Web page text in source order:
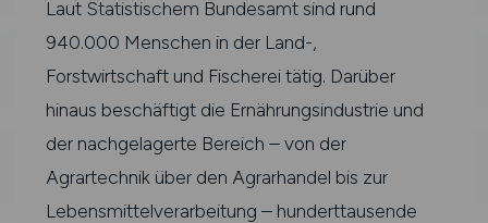
Laut Statistischem Bundesamt sind rund
940.000 Menschen in der Land-,
Forstwirtschaft und Fischerei tätig. Darüber
hinaus beschäftigt die Ernährungsindustrie und
der nachgelagerte Bereich – von der
Agrartechnik über den Agrarhandel bis zur
Lebensmittelverarbeitung – hunderttausende